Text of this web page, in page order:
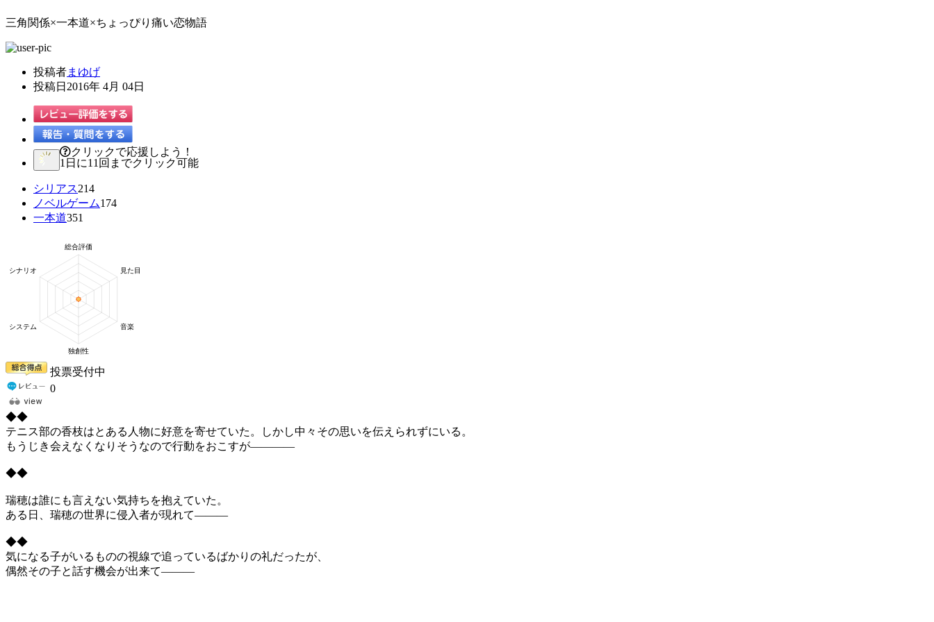
三角関係×一本道×ちょっぴり痛い恋物語
投稿者まゆげ
投稿日 2016年 4月 04日
クリックで応援しよう！
1日に11回までクリック可能
シリアス214
ノベルゲーム174
一本道351
投票受付中
0
◆◆
テニス部の香枝はとある人物に好意を寄せていた。しかし中々その思いを伝えられずにいる。
もうじき会えなくなりそうなので行動をおこすが――――
◆◆
瑞穂は誰にも言えない気持ちを抱えていた。
ある日、瑞穂の世界に侵入者が現れて―――
◆◆
気になる子がいるものの視線で追っているばかりの礼だったが、
偶然その子と話す機会が出来て―――